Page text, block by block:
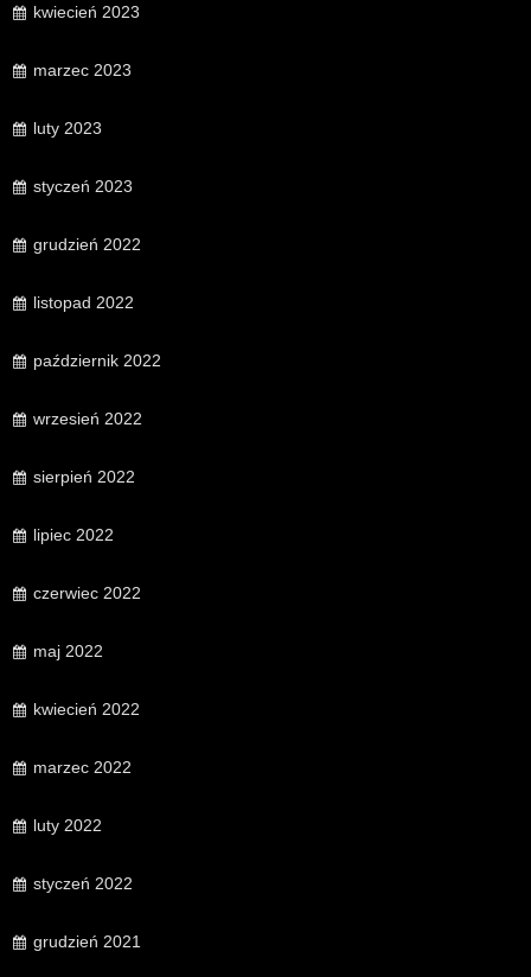
kwiecień 2023
marzec 2023
luty 2023
styczeń 2023
grudzień 2022
listopad 2022
październik 2022
wrzesień 2022
sierpień 2022
lipiec 2022
czerwiec 2022
maj 2022
kwiecień 2022
marzec 2022
luty 2022
styczeń 2022
grudzień 2021